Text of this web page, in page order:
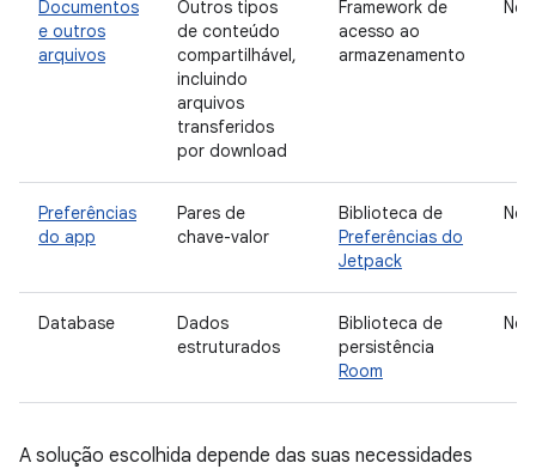
Documentos
e outros
arquivos
Outros tipos
de conteúdo
compartilhável,
incluindo
arquivos
transferidos
por download
Framework de
acesso ao
armazenamento
Preferências
do app
Pares de
chave-valor
Biblioteca de
Preferências do
Jetpack
Database
Dados
estruturados
Biblioteca de
persistência
Room
A solução escolhida depende das suas necessidades